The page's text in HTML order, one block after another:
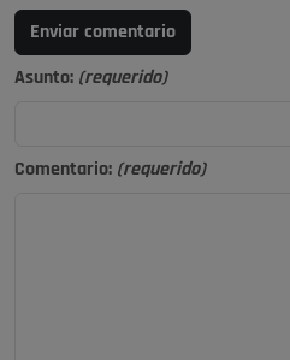
Enviar comentario
Asunto: (requerido)
Comentario: (requerido)